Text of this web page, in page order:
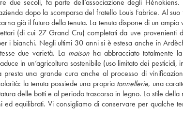
due secoli, fa parte dell’associazione degli Hénokiens.
dopo la scomparsa del fratello Louis Fabrice. Al suo
già il futuro della tenuta. La tenuta dispone di un ampio
(di cui 27 Grand Cru) completati da uve provenienti
i bianchi. Negli ultimi 30 anni si è estesa anche in
due varietà. La maison ha abbracciato totalmente
in un’agricoltura sostenibile (uso limitato dei pesticidi,
una grande cura anche al processo di
la tenuta possiede una propria tonnellerie, una
delle botti e al periodo trascorso in legno. Lo stile della
equilibrati. Vi consigliamo di conservare per qualche